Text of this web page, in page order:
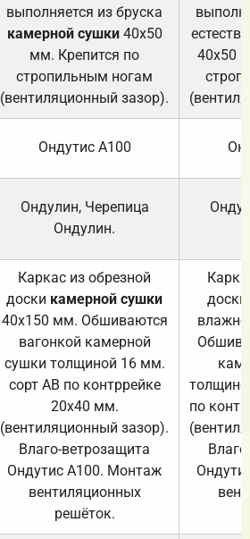
выполняется из бруска
камерной сушки40х50
мм. Крепится по
стропильным ногам
(вентиляционный зазор).
40х50
Ондутис А100
Ондулин, Черепица
Ондулин.
Каркас из обрезной
доски камерной сушки
40х150 мм. Обшиваются
вагонкой камерной
сушки толщиной 16 мм.
сорт АВ по контррейке
20х40 мм.
(вентиляционный зазор).
Влаго-ветрозащита
Ондутис А100. Монтаж
вентиляционных
решёток.
доски
по